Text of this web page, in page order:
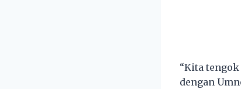
“Kita
dengan